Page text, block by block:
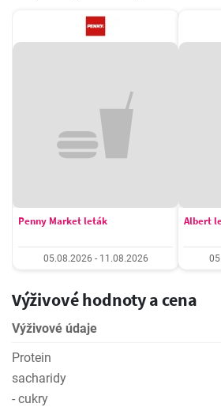
Penny Market leták
05.08.2026 - 11.08.2026
Albert
Výživové hodnoty a cena
Výživové údaje
Protein
sacharidy
- cukry